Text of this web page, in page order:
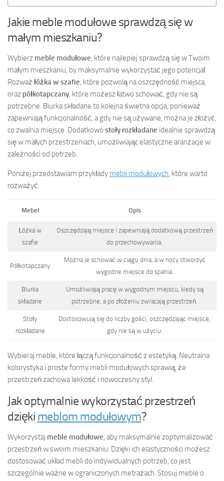
Jakie meble modułowe sprawdzą się w
małym mieszkaniu?
Wybierz meble modułowe , które najlepiej sprawdzą się w Twoim
małym mieszkaniu, by maksymalnie wykorzystać jego potencjał.
Rozważ łóżka w szafie , które pozwolą na oszczędność miejsca,
oraz półkotapczany , które możesz łatwo schować, gdy nie są
potrzebne. Biurka składane to kolejna świetna opcja, ponieważ
zapewniają funkcjonalność, a gdy nie są używane, można je złożyć,
co zwalnia miejsce. Dodatkowo stoły rozkładane idealnie sprawdzą
się w małych przestrzeniach, umożliwiając elastyczne aranżacje w
zależności od potrzeb.
Poniżej przedstawiam przykłady mebli modułowych , które warto
rozważyć:
Mebel Opis
Łóżka w
szafie
Oszczędzają miejsce i zapewniają dodatkową przestrzeń
do przechowywania.
Półkotapczany
Można je schować w ciągu dnia, a w nocy stworzyć
wygodne miejsce do spania.
Biurka
składane
Umożliwiają pracę w wygodnym miejscu, kiedy są
potrzebne, a po złożeniu zwracają przestrzeń.
Stoły
rozkładane
Dostosowują się do liczby gości, oszczędzając miejsce,
gdy nie są w użyciu.
Wybieraj meble, które łączą funkcjonalność z estetyką. Neutralna
kolorystyka i proste formy mebli modułowych sprawią, że
przestrzeń zachowa lekkość i nowoczesny styl.
Jak optymalnie wykorzystać przestrzeń
dzięki meblom modułowym?
Wykorzystaj meble modułowe, aby maksymalnie zoptymalizować
przestrzeń w swoim mieszkaniu. Dzięki ich elastyczności możesz
dostosować układ mebli do indywidualnych potrzeb, co jest
szczególnie ważne w ograniczonych metrażach. Stosuj meble o